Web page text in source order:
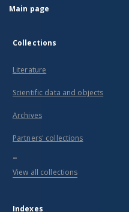
Main page
Collections
Literature
Scientific data and objects
Archives
Partners' collections
...
View all collections
Indexes